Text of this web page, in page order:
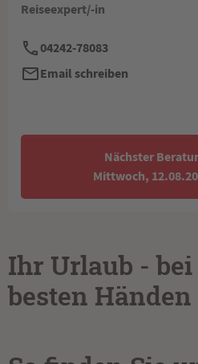
Reiseexpert/-in
04242-78083
Email schreiben
Nächster
Mittwoch,
Ihr Urlaub -
besten Händen